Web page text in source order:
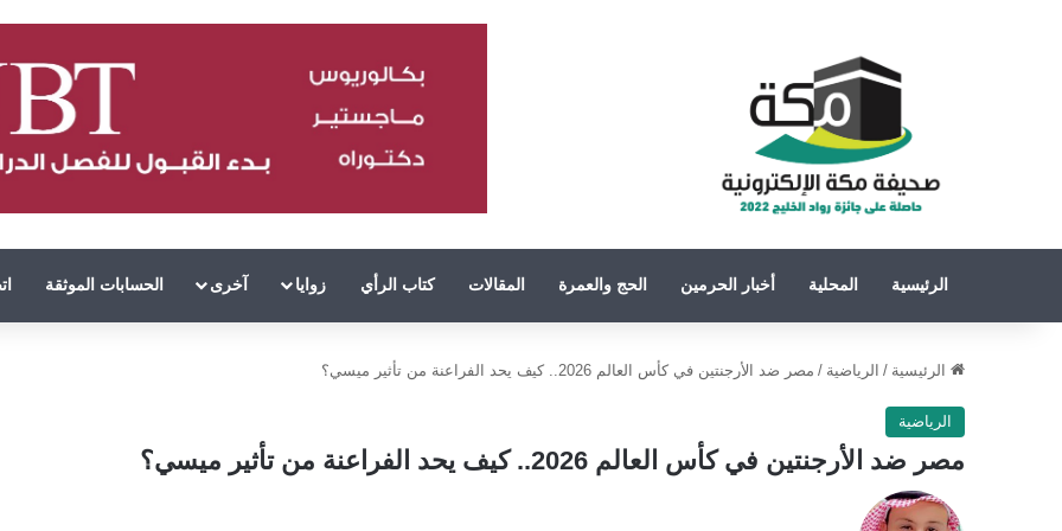
الرئيسية المحلية أخبار الحرمين الحج والعمرة المقالات كتاب الرأي زوايا آخرى الحسابات الموثقة
الرئيسية / الرياضية / مصر ضد الأرجنتين في كأس العالم 2026.. كيف يحد الفراعنة من تأثير ميسي؟
الرياضية
مصر ضد الأرجنتين في كأس العالم 2026.. كيف يحد الفراعنة من تأثير ميسي؟